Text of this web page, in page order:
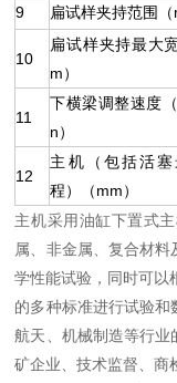
9
扁试样夹持范围（
10
扁试样夹持最大
m）
11
下横梁调整速度
n）
12
主机（包括活塞
程）（mm）
主机采用油缸下置式
属、非金属、复合材
学性能试验，同时可以
的多种标准进行试验和
航天、机械制造等行业
矿企业、技术监督、商